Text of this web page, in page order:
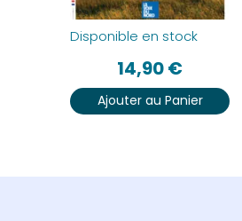
Disponible en stock
14,90€
Ajouter au Panier